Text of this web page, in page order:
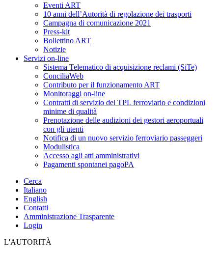
Eventi ART
10 anni dell’Autorità di regolazione dei trasporti
Campagna di comunicazione 2021
Press-kit
Bollettino ART
Notizie
Servizi on-line
Sistema Telematico di acquisizione reclami (SiTe)
ConciliaWeb
Contributo per il funzionamento ART
Monitoraggi on-line
Contratti di servizio del TPL ferroviario e condizioni
minime di qualità
Prenotazione delle audizioni dei gestori aeroportuali
con gli utenti
Notifica di un nuovo servizio ferroviario passeggeri
Modulistica
Accesso agli atti amministrativi
Pagamenti spontanei pagoPA
Cerca
Italiano
English
Contatti
Amministrazione Trasparente
Login
L'AUTORITÀ